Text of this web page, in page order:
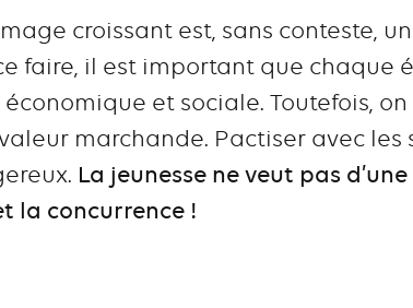
croissant est, sans conteste,
faire, il est important que chaque
et sociale. Toutefois,
marchande. Pactiser avec les
La jeunesse ne veut pas
la concurrence !